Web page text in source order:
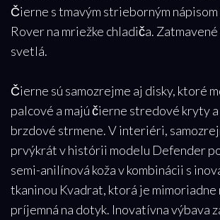
Čierne s tmavým strieborným
Rover na mriežke chladiča. Zatmavené
svetlá.
Čierne sú samozrejme aj disky, ktoré
palcové a majú čierne stredové kryty
brzdové strmene. V interiéri,
prvýkrát v histórii modelu Defender
semi-anilínová koža v kombinácii s
tkaninou Kvadrat, ktorá je mimoriadne
príjemná na dotyk. Inovatívna výbava